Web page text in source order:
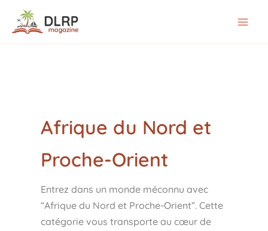
Afrique du Nord et
Proche-Orient
Entrez dans un monde méconnu avec
“Afrique du Nord et Proche-Orient”. Cette
catégorie vous transporte au cœur de